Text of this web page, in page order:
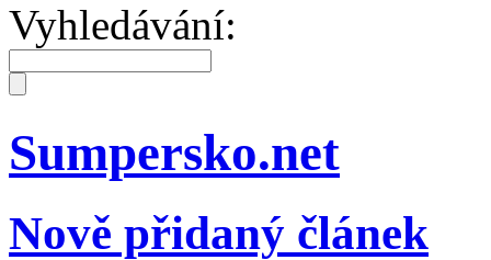
Vyhledávání:
Sumpersko.net
Nově přidaný článek